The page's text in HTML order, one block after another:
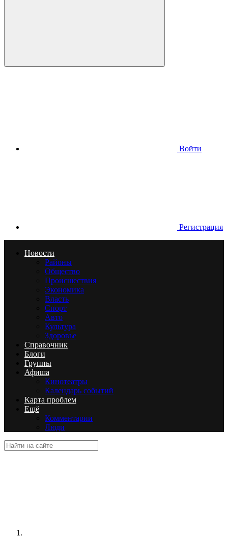
Войти
Регистрация
Новости
Районы
Общество
Происшествия
Экономика
Власть
Спорт
Авто
Культура
Здоровье
Справочник
Блоги
Группы
Афиша
Кинотеатры
Календарь событий
Карта проблем
Ещё
Комментарии
Люди